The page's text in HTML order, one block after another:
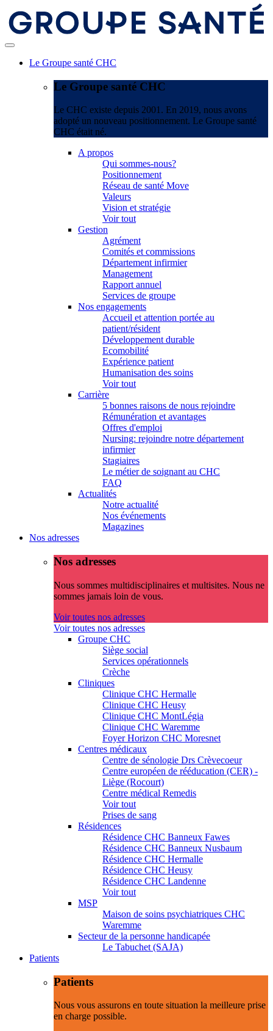
Le Groupe santé CHC
Le Groupe santé CHC
Le CHC existe depuis 2001. En 2019, nous avons
adopté un nouveau positionnement. Le Groupe santé
CHC était né.
A propos
Qui sommes-nous?
Positionnement
Réseau de santé Move
Valeurs
Vision et stratégie
Voir tout
Gestion
Agrément
Comités et commissions
Département infirmier
Management
Rapport annuel
Services de groupe
Nos engagements
Accueil et attention portée au
patient/résident
Développement durable
Ecomobilité
Expérience patient
Humanisation des soins
Voir tout
Carrière
5 bonnes raisons de nous rejoindre
Rémunération et avantages
Offres d'emploi
Nursing: rejoindre notre département
infirmier
Stagiaires
Le métier de soignant au CHC
FAQ
Actualités
Notre actualité
Nos événements
Magazines
Nos adresses
Nos adresses
Nous sommes multidisciplinaires et multisites. Nous ne
sommes jamais loin de vous.
Voir toutes nos adresses
Voir toutes nos adresses
Groupe CHC
Siège social
Services opérationnels
Crèche
Cliniques
Clinique CHC Hermalle
Clinique CHC Heusy
Clinique CHC MontLégia
Clinique CHC Waremme
Foyer Horizon CHC Moresnet
Centres médicaux
Centre de sénologie Drs Crèvecoeur
Centre européen de rééducation (CER) -
Liège (Rocourt)
Centre médical Remedis
Voir tout
Prises de sang
Résidences
Résidence CHC Banneux Fawes
Résidence CHC Banneux Nusbaum
Résidence CHC Hermalle
Résidence CHC Heusy
Résidence CHC Landenne
Voir tout
MSP
Maison de soins psychiatriques CHC
Waremme
Secteur de la personne handicapée
Le Tabuchet (SAJA)
Patients
Patients
Nous vous assurons en toute situation la meilleure prise
en charge possible.